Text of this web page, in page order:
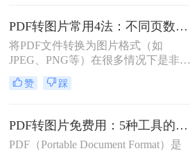
PDF转图片常用4法：不同页数文档的最优转换路径！
将PDF文件转换为图片格式（如
JPEG、PNG等）在很多情况下是非常
有用的，比如当你需要在网络上分享
文档的一部分内容，或者想要快速查
那么pdf如何转换成图片呢？本文将介
绍几种常用的PDF转图片的方法。
赞 踩
PDF转图片免费用：5种工具的文件限制和输出质量对比！
PDF（Portable Document Format）是